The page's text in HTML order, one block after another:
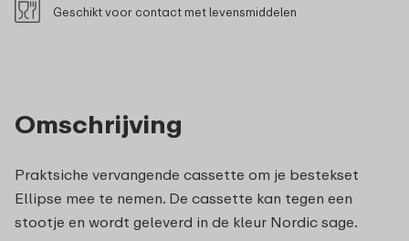
Omschrijving
Praktsiche vervangende cassette om je bestekset
Ellipse mee te nemen. De cassette kan tegen een
stootje en wordt geleverd in de kleur Nordic sage.
Geschikt voor contact met levensmiddelen